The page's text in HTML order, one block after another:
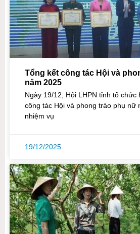
Tổng kết công tác Hội và
năm 2025
Ngày 19/12, Hội LHPN tỉnh tổ chức
công tác Hội và phong trào phụ nữ
nhiệm vụ
19/12/2025